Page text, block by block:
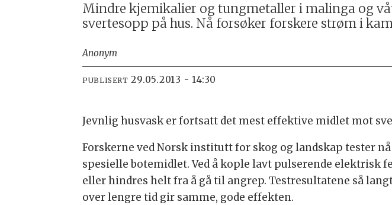
Mindre kjemikalier og tungmetaller i malinga og
svertesopp på hus. Nå forsøker forskere strøm i
Anonym
PUBLISERT 29.05.2013 - 14:30
Jevnlig husvask er fortsatt det mest effektive midlet mot
Forskerne ved Norsk institutt for skog og landskap tester
spesielle botemidlet. Ved å kople lavt pulserende elektrisk
eller hindres helt fra å gå til angrep. Testresultatene så
over lengre tid gir samme, gode effekten.